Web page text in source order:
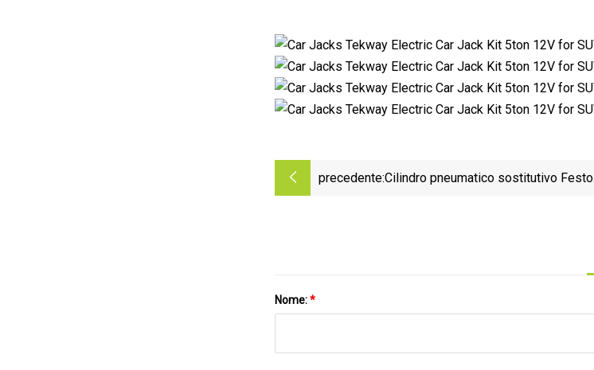
precedente:Cilindro pneumatico sostitutivo Festo
Nome:*